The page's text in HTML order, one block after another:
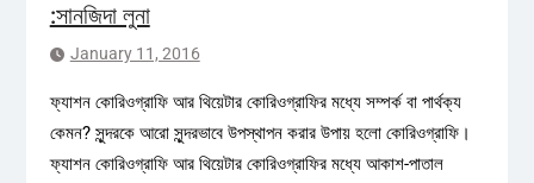
:সানজিদা লুনা
January 11, 2016
ফ্যাশন কোরিওগ্রাফি আর থিয়েটার কোরিওগ্রাফির মধ্যে সম্পর্ক বা পার্থক্য
কেমন? সুন্দরকে আরো সুন্দরভাবে উপস্থাপন করার উপায় হলো কোরিওগ্রাফি।
ফ্যাশন কোরিওগ্রাফি আর থিয়েটার কোরিওগ্রাফির মধ্যে আকাশ-পাতাল